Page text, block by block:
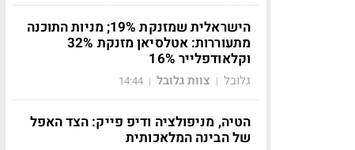
הישראלית שמזנקת 19%; מניות התוכנה
מתעוררות: אטלסיאן מזנקת 32%
וקלאודפלייר 16%
גלובל | צוות גלובל |
14:44
הטיה, מניפולציה ודיפ פייק: הצד האפל
של הבינה המלאכותית